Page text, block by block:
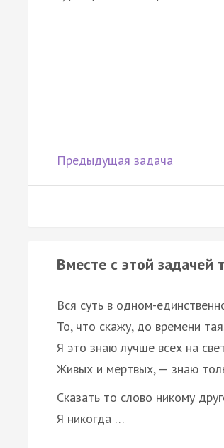
Предыдущая задача
Вместе с этой
Вся суть в одном-
То, что скажу, до времени
Я это знаю лучше всех на
Живых и мертвых, — знаю
Сказать то слово никому
Я никогда …